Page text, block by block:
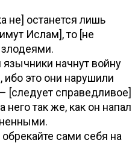
не] останется лишь
Ислам], то [не
злодеями.
начнут войну
это они нарушили
[следует справедливое]
так же, как он напал
сами себя на